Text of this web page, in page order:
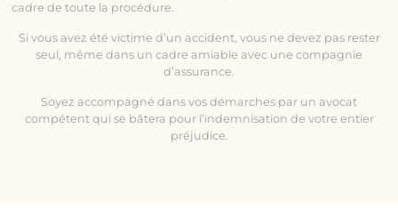
cadre de toute la procédure.
Si vous avez été victime d’un accident, vous ne devez pas rester
seul, même dans un cadre amiable avec une compagnie
d’assurance.
Soyez accompagné dans vos démarches par un avocat
compétent qui se bâtera pour l’indemnisation de votre entier
préjudice.